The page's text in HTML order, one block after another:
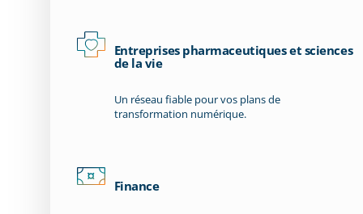
Entreprises pharmaceutiques et sciences
de la vie
Un réseau fiable pour vos plans de
transformation numérique.
Finance